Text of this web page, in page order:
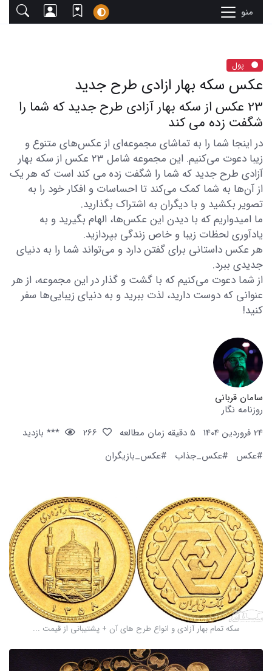
منو
پول
عکس سکه بهار ازادی طرح جدید
23 عکس از سکه بهار آزادی طرح جدید که شما را
شگفت زده می کند
در اینجا شما را به تماشای مجموعه‌ای از عکس‌های متنوع و
زیبا دعوت می‌کنیم. این مجموعه شامل 23 عکس از سکه بهار
آزادی طرح جدید که شما را شگفت زده می کند است که هر یک
از آن‌ها به شما کمک می‌کند تا احساسات و افکار خود را به
تصویر بکشید و با دیگران به اشتراک بگذارید.
ما امیدواریم که با دیدن این عکس‌ها، الهام بگیرید و به
یادآوری لحظات زیبا و خاص زندگی بپردازید.
هر عکس داستانی برای گفتن دارد و می‌تواند شما را به دنیای
جدیدی ببرد.
از شما دعوت می‌کنیم که با گشت و گذار در این مجموعه، از هر
عنوانی که دوست دارید، لذت ببرید و به دنیای زیبایی‌ها سفر
کنید!
سامان قربانی
روزنامه نگار
24 فروردین 1404
5 دقیقه زمان مطالعه
*** بازدید
#عکس
#عکس_جذاب #عکس_بازیگران
سکه‌ تمام بهار آزادی و انواع طرح های آن + پشتیبانی از قیمت ...